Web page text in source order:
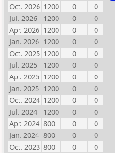
Oct. 2026 1200 0
0
Jul. 2026
1200 0
0
Apr. 2026 1200 0
0
Jan. 2026 1200 0
0
Oct. 2025 1200 0
0
Jul. 2025
1200 0
0
Apr. 2025 1200 0
0
Jan. 2025 1200 0
0
Oct. 2024 1200 0
0
Jul. 2024
1200 0
0
Apr. 2024 800 0
0
Jan. 2024 800 0
0
Oct. 2023 800 0
0